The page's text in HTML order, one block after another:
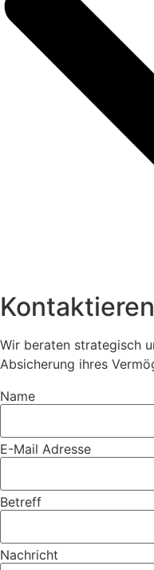
Wir beraten strategisch
Absicherung ihres
Name
E-Mail Adresse
Betreff
Nachricht